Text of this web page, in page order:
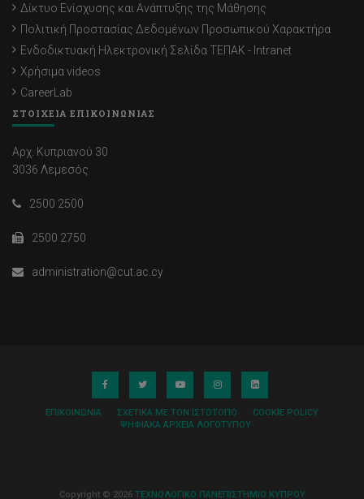
Δίκτυο Ενίσχυσης και Ανάπτυξης της Μάθησης
Πολιτική Προστασίας Δεδομένων Προσωπικού Χαρακτήρα
Ενδοδικτυακή Ηλεκτρονική Σελίδα ΤΕΠΑΚ - Intranet
Χρήσιμα videos
CareerLab
ΣΤΟΙΧΕΙΑ ΕΠΙΚΟΙΝΩΝΙΑΣ
Αρχ. Κυπριανού 30
3036 Λεμεσός
2500 2500
2500 2750
administration@cut.ac.cy
ΕΠΙΚΟΙΝΩΝΊΑ ΣΧΕΤΙΚΆ ΜΕ ΤΟΝ ΙΣΤΌΤΟΠΟ
COOKIE POLICY
ΨΗΦΙΑΚΆ ΑΡΧΕΊΑ ΛΟΓΌΤΥΠΟΥ
Copyright © 2026 ΤΕΧΝΟΛΟΓΙΚΟ ΠΑΝΕΠΙΣΤΗΜΙΟ ΚΥΠΡΟΥ